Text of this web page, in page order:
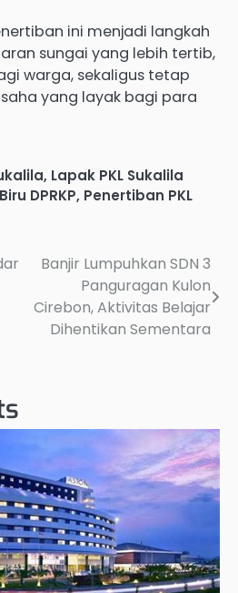
ini menjadi langkah
sungai yang lebih tertib,
warga, sekaligus tetap
yang layak bagi para
, Lapak PKL Sukalila
DPRKP, Penertiban PKL
Banjir Lumpuhkan SDN 3
Panguragan Kulon
Cirebon, Aktivitas Belajar
Dihentikan Sementara